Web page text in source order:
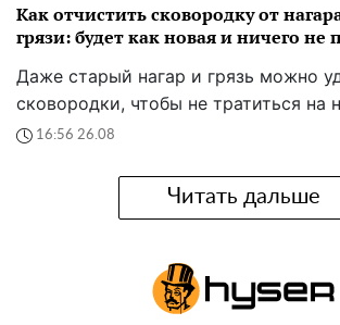
Как отчистить сковородку от
грязи: будет как новая и ничего не
Даже старый нагар и грязь можно
сковородки, чтобы не тратиться на
16:56 26.08
Читать дальше